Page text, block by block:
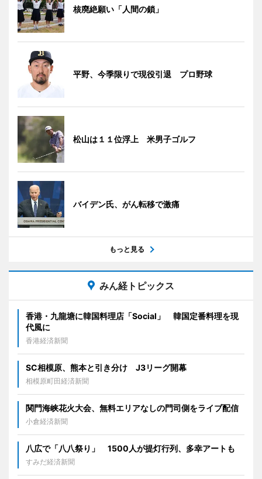
核廃絶願い「人間の鎖」
平野、今季限りで現役引退 プロ野球
松山は１１位浮上 米男子ゴルフ
バイデン氏、がん転移で激痛
もっと見る
みん経トピックス
香港・九龍塘に韓国料理店「Social」 韓国定番料理を現
代風に
香港経済新聞
SC相模原、熊本と引き分け J3リーグ開幕
相模原町田経済新聞
関門海峡花火大会、無料エリアなしの門司側をライブ配信
小倉経済新聞
八広で「八八祭り」 1500人が提灯行列、多幸アートも
すみだ経済新聞